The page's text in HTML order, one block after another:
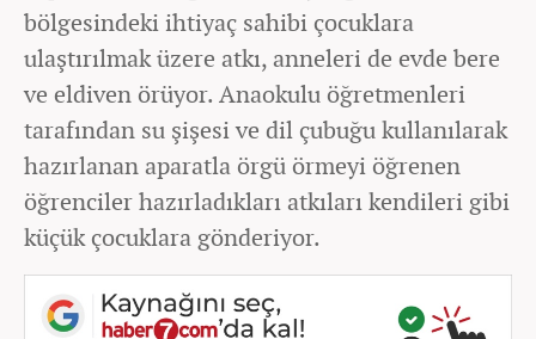
bölgesindeki ihtiyaç sahibi çocuklara
ulaştırılmak üzere atkı, anneleri de evde bere
ve eldiven örüyor. Anaokulu öğretmenleri
tarafından su şişesi ve dil çubuğu kullanılarak
hazırlanan aparatla örgü örmeyi öğrenen
öğrenciler hazırladıkları atkıları kendileri gibi
küçük çocuklara gönderiyor.